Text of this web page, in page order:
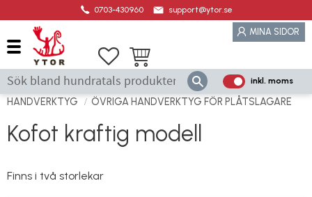
0703-430960 support@ytor.se
MINA SIDOR
Favoriter
Kundvagn
P
ri
inkl. moms
HANDVERKTYG ÖVRIGA HANDVERKTYG FÖR PLÅTSLAGARE
Kofot kraftig modell
Finns i två storlekar